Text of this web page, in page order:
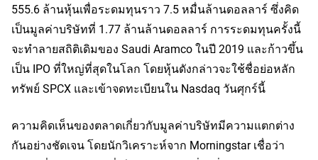
555.6 ล้านหุ้นเพื่อระดมทุนราว 7.5 หมื่นล้านดอลลาร์ ซึ่งคิด
เป็นมูลค่าบริษัทที่ 1.77 ล้านล้านดอลลาร์ การระดมทุนครั้งนี้
จะทำลายสถิติเดิมของ Saudi Aramco ในปี 2019 และก้าวขึ้น
เป็น IPO ที่ใหญ่ที่สุดในโลก โดยหุ้นดังกล่าวจะใช้ชื่อย่อหลัก
ทรัพย์ SPCX และเข้าจดทะเบียนใน Nasdaq วันศุกร์นี้
ความคิดเห็นของตลาดเกี่ยวกับมูลค่าบริษัทมีความแตกต่าง
กันอย่างชัดเจน โดยนักวิเคราะห์จาก Morningstar เชื่อว่า